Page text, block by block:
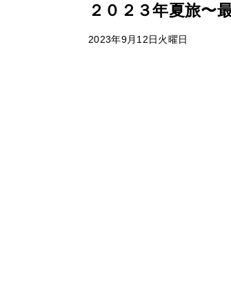
２０２３年夏旅〜
2023年9月12日火曜日